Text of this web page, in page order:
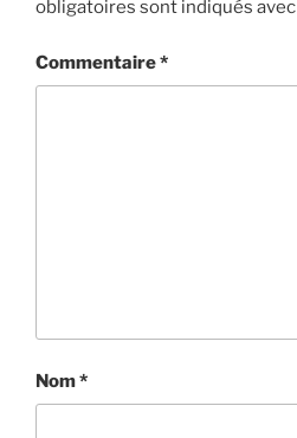
obligatoires sont indiqués avec
Commentaire*
Nom*